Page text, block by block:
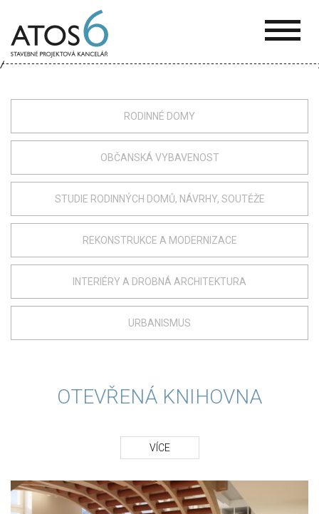
6
RODINNÉ DOMY
OBČANSKÁ VYBAVENOST
STUDIE RODINNÝCH DOMŮ, NÁVRHY, SOUTĚŽE
REKONSTRUKCE A MODERNIZACE
INTERIÉRY A DROBNÁ ARCHITEKTURA
URBANISMUS
OTEVŘENÁ KNIHOVNA
VÍCE